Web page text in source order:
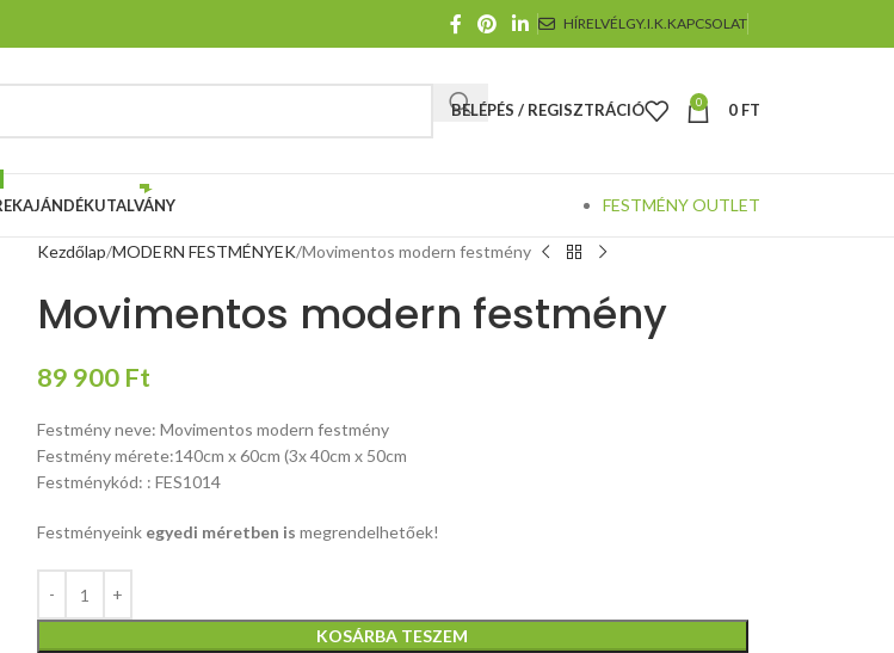
HÍRELVÉLGY.I.K.KAPCSOLAT
BELÉPÉS / REGISZTRÁCIÓ 0 0 FT
AJÁNDÉKUTALVÁNY FESTMÉNY OUTLET
Kezdőlap MODERN FESTMÉNYEK Movimentos modern festmény
Movimentos modern festmény
89 900 Ft
Festmény neve: Movimentos modern festmény
Festmény mérete:140cm x 60cm (3x 40cm x 50cm
Festménykód: : FES1014
Festményeink egyedi méretben is megrendelhetőek!
KOSÁRBA TESZEM